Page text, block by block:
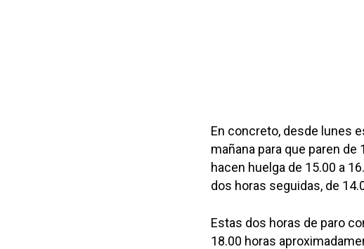
En concreto, desde lunes
mañana para que paren
hacen huelga de 15.00 a
dos horas seguidas, de
Estas dos horas de paro
18.00 horas